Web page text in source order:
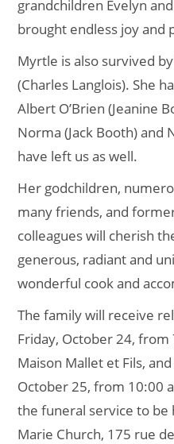
grandchildren Evelyn
brought endless joy and
Myrtle is also survived
(Charles Langlois). She
Albert O’Brien (Jeanine
Norma (Jack Booth) and
have left us as well.
Her godchildren,
many friends, and
colleagues will cherish
generous, radiant and
wonderful cook and
The family will receive
Friday, October 24,
Maison Mallet et Fils,
October 25, from 10:00
the funeral service to be
Marie Church, 175 rue